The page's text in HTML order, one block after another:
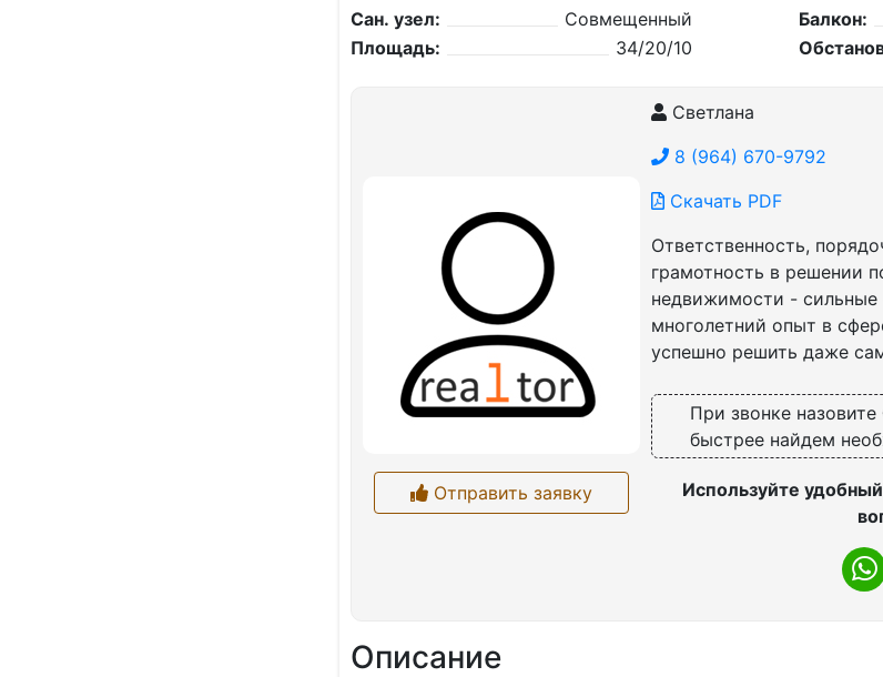
Сан. узел:
Совмещенный
Площадь:
34/20/10
Балкон:
Отправить заявку
Светлана
8 (964) 670-9792
Скачать PDF
Ответственность,
грамотность в решении
недвижимости -
многолетний опыт в
успешно решить даже
При звонке назовите
быстрее найдем
Используйте
Описание